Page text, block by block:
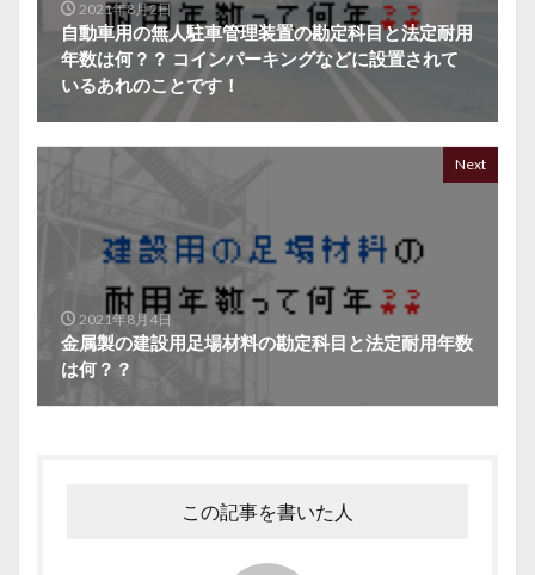
2021年8月2日
自動車用の無人駐車管理装置の勘定科目と法定耐用
年数は何？？ コインパーキングなどに設置されて
いるあれのことです！
Next
2021年8月4日
金属製の建設用足場材料の勘定科目と法定耐用年数
は何？？
この記事を書いた人